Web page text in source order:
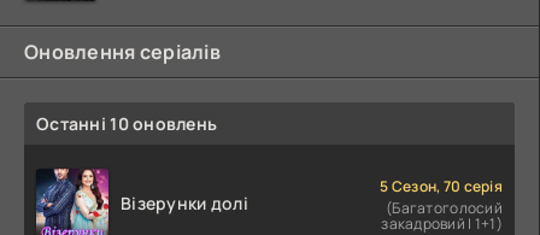
Оновлення серіалів
Останні 10 оновлень
Візерунки долі
5 Сезон, 70 серія
(Багатоголосий
закадровий | 1+1)